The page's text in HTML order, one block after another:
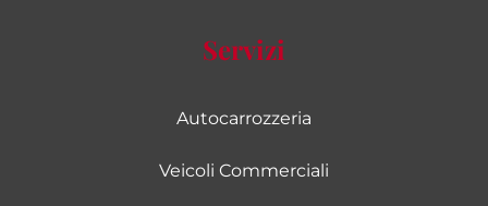
Servizi
Autocarrozzeria
Veicoli Commerciali